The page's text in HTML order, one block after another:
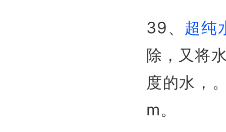
39、 超纯
除，又将
度的水，
m。